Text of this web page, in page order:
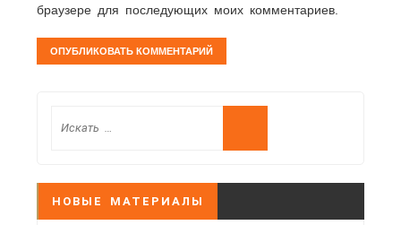
браузере для последующих моих комментариев.
НОВЫЕ МАТЕРИАЛЫ